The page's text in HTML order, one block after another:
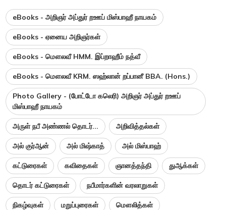
eBooks - அறிஞர் அப்துர் றஊப் மிஸ்பாஹீ நாயகம்
eBooks - ஏனைய அறிஞர்கள்
eBooks - மௌலவீ HMM. இப்றாஹீம் நத்வீ
eBooks - மௌலவீ KRM. ஸஹ்லான் றப்பானீ BBA. (Hons.)
Photo Gallery - (போட்டோ கலெரி) அறிஞர் அப்துர் றஊப்
மிஸ்பாஹீ நாயகம்
அருள் நபீ அண்ணல் தொடர்... அறிவித்தல்கள்
அல் குர்ஆன் அல் மிஷ்காத் அல் மிஸ்பாஹ்
கட்டுரைகள் கவிதைகள் ஞானத்தந்தி துஆக்கள்
தொடர் கட்டுரைகள் நபீமார்களின் வரலாறுகள்
நிகழ்வுகள் மறுப்புரைகள் மௌலித்கள்